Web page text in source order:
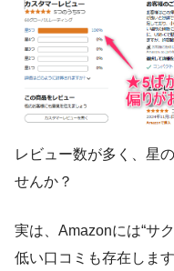
レビュー数が多く、星
せんか？
実は、Amazonには“サ
低い口コミも存在します